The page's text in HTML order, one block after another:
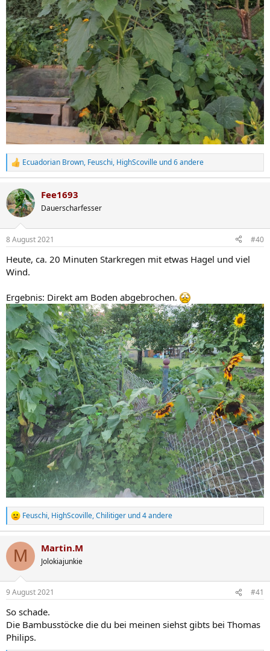
R
e
k
t
i
e
:
Ecuadorian Brown, Feuschi, HighScoville und 6 andere
Fee1693
Dauerscharfesser
8 August 2021 #40
Heute, ca. 20 Minuten Starkregen mit etwas Hagel und viel
Wind.
Ergebnis: Direkt am Boden abgebrochen.
R
e
k
i
e
:
Feuschi, HighScoville,Chilitiger und 4 andere
M Martin.M
Jolokiajunkie
9 August 2021 #41
So schade.
Die Bambusstöcke die du bei meinen siehst gibts bei Thomas
Philips.